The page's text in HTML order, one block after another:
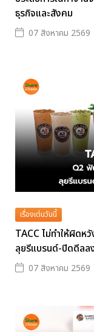
ธุรกิจและสังคม
07 สิงหาคม 2569
เรื่องเด่นวันนี้
TACC ไม่ทำให้ผิดห
ลุยรีแบรนด์-ปิดดีล
07 สิงหาคม 2569